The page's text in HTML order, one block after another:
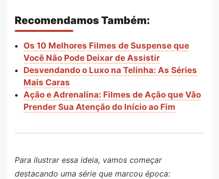
Recomendamos Também:
Os 10 Melhores Filmes de Suspense que
Você Não Pode Deixar de Assistir
Desvendando o Luxo na Telinha: As Séries
Mais Caras
Ação e Adrenalina: Filmes de Ação que Vão
Prender Sua Atenção do Início ao Fim
Para ilustrar essa ideia, vamos começar
destacando uma série que marcou época: